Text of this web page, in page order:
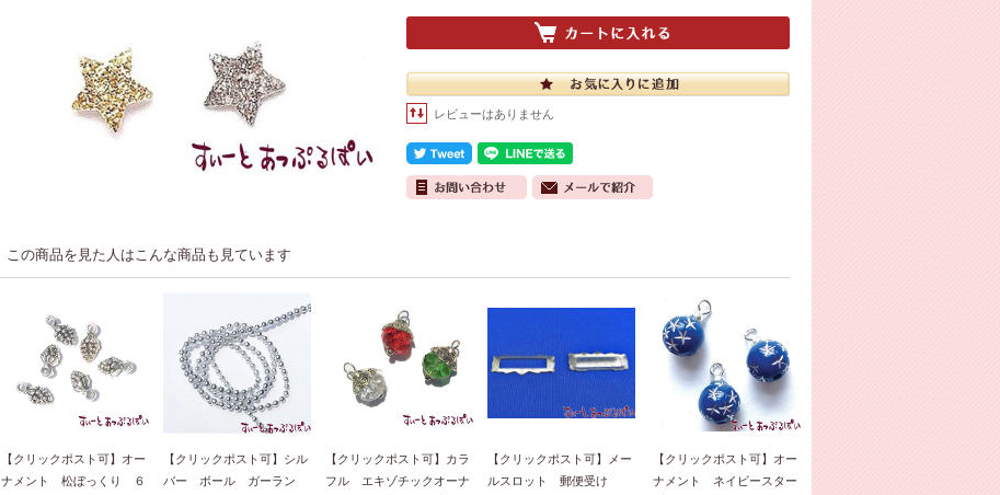
レビューはありません
この商品を見た人はこんな商品も見ています
【クリックポスト可】オー
ナメント 松ぼっくり ６
【クリックポスト可】シル
バー ボール ガーラン
【クリックポスト可】カラ
フル エキゾチックオーナ
【クリックポスト可】メー
ルスロット 郵便受け
【クリックポスト可】オー
ナメント ネイビースター